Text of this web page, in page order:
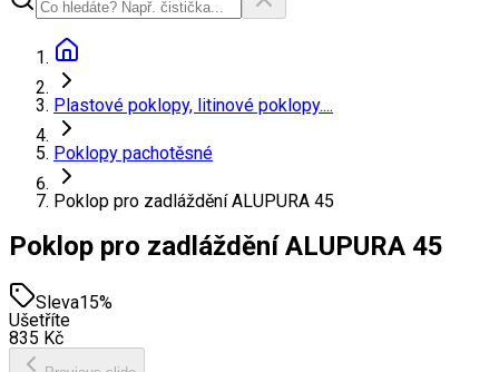
Plastové poklopy, litinové poklopy....
Poklopy pachotěsné
Poklop pro zadláždění ALUPURA 45
Poklop pro zadláždění ALUPURA 45
Sleva15%
Ušetříte
835 Kč